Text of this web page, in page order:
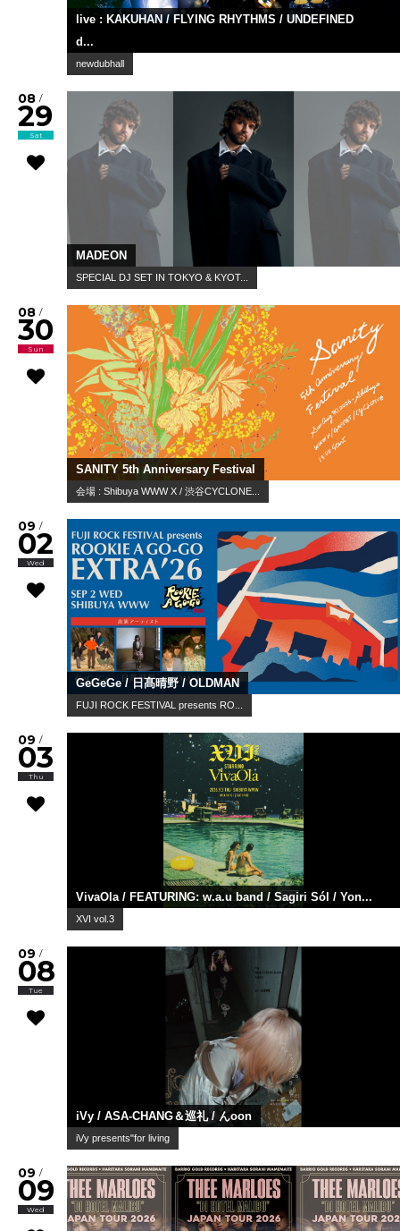
live : KAKUHAN / FLYING RHYTHMS / UNDEFINED
d...
newdubhall
08 /
29
Sat
MADEON
SPECIAL DJ SET IN TOKYO & KYOT...
08 /
30
Sun
SANITY 5th Anniversary Festival
会場 : Shibuya WWW X / 渋谷CYCLONE...
09 /
02
Wed
GeGeGe / 日髙晴野 / OLDMAN
FUJI ROCK FESTIVAL presents RO...
09 /
03
Thu
VivaOla / FEATURING: w.a.u band / Sagiri Sól / Yon...
XVI vol.3
09 /
08
Tue
iVy / ASA-CHANG＆巡礼 / んoon
iVy presents"for living
09 /
09
Wed